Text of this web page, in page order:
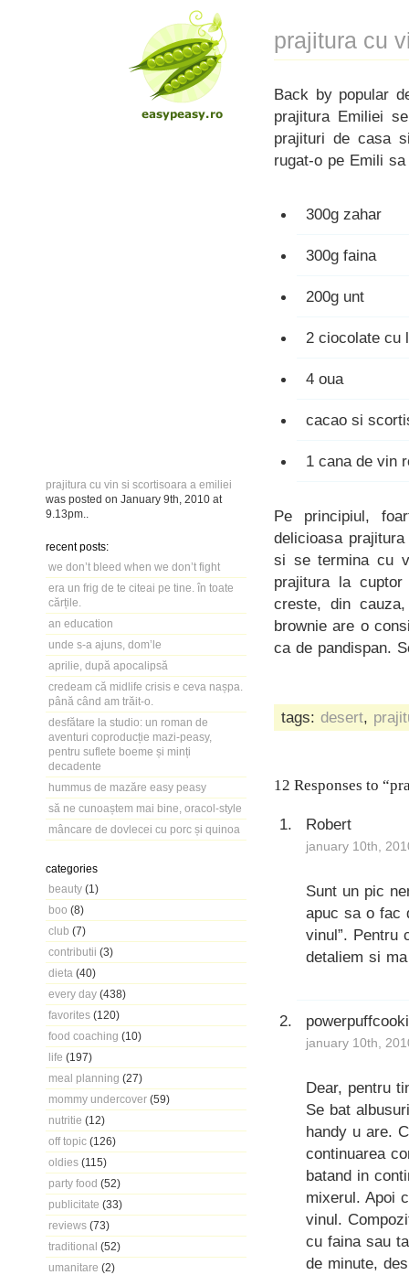
prajitura cu vin si scortisoara a emiliei
was posted on January 9th, 2010 at
9.13pm
recent posts:
we don’t bleed when we don’t fight
era un frig de te citeai pe tine. în toate
cărțile.
an education
unde s-a ajuns, dom’le
aprilie, după apocalipsă
credeam că midlife crisis e ceva nașpa.
până când am trăit-o.
desfătare la studio: un roman de
aventuri coproducție mazi-peasy,
pentru suflete boeme și minți
decadente
hummus de mazăre easy peasy
să ne cunoaștem mai bine, oracol-style
mâncare de dovlecei cu porc și quinoa
categories
beauty (1)
boo (8)
club (7)
contributii (3)
dieta (40)
every day (438)
favorites (120)
food coaching (10)
life (197)
meal planning (27)
mommy undercover (59)
nutritie (12)
off topic (126)
oldies (115)
party food (52)
publicitate (33)
reviews (73)
traditional (52)
umanitare (2)
prajitura cu
Back by popular
prajitura Emiliei
prajituri de casa
rugat-o pe Emili
300g zahar
300g faina
200g unt
2 ciocolate cu
4 oua
cacao si
1 cana de vin
Pe principiul,
delicioasa
si se termina cu
prajitura la
creste, din
brownie are o
ca de pandispan.
tags: desert,
12 Responses to
Robert
january 10th,
Sunt un pic
apuc sa o fac
vinul”. Pentru
detaliem si
january 10th,
Dear, pentru
Se bat
handy u are.
continuarea
batand in
mixerul. Apoi
vinul.
cu faina sau
de minute,